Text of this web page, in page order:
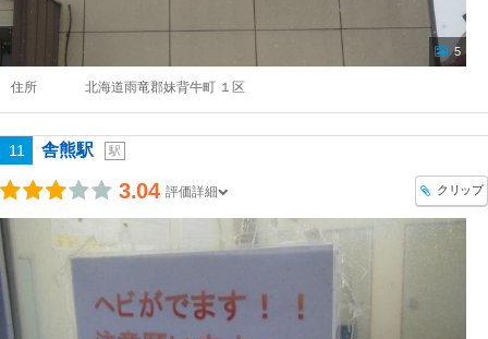
5
住所 北海道雨竜郡妹背牛町 １区
11 舎熊駅 駅
3.04 評価詳細 クリップ